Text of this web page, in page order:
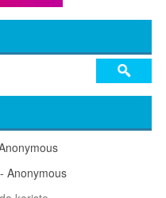
Anonymous